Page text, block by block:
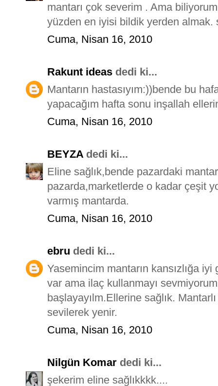
mantarı çok severim . Ama
yüzden en iyisi bildik yerden almak.
Cuma, Nisan 16, 2010
Rakunt ideas dedi ki...
Mantarın hastasıyım:))bende bu
yapacağım hafta sonu inşallah
Cuma, Nisan 16, 2010
BEYZA dedi ki...
Eline sağlık,bende pazardaki
pazarda,marketlerde o kadar çeşit
varmış mantarda.
Cuma, Nisan 16, 2010
ebru dedi ki...
Yasemincim mantarın kansızlığa
var ama ilaç kullanmayı
başlayayılm.Ellerine sağlık.
sevilerek yenir.
Cuma, Nisan 16, 2010
Nilgün Komar dedi ki...
şekerim eline sağlıkkkk....